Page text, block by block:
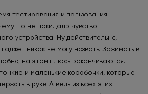
тестирования и пользования
то не покидало чувство
устройства. Ну действительно,
никак не могу назвать. Зажимать в
на этом плюсы заканчиваются.
и маленькие коробочки, которые
в руке. А ведь из всех этих